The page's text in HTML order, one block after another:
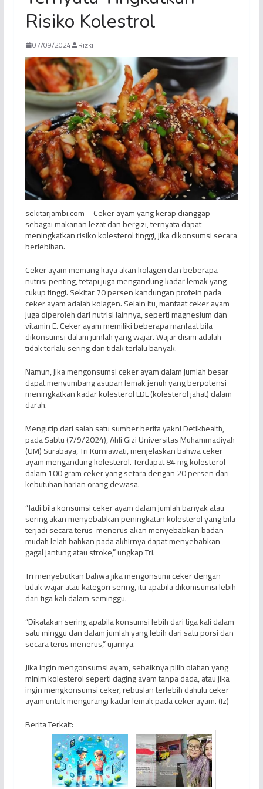
Risiko Kolestrol
07/09/2024 Rizki
sekitarjambi.com – Ceker ayam yang kerap dianggap
sebagai makanan lezat dan bergizi, ternyata dapat
meningkatkan risiko kolesterol tinggi, jika dikonsumsi secara
berlebihan.
Ceker ayam memang kaya akan kolagen dan beberapa
nutrisi penting, tetapi juga mengandung kadar lemak yang
cukup tinggi. Sekitar 70 persen kandungan protein pada
ceker ayam adalah kolagen. Selain itu, manfaat ceker ayam
juga diperoleh dari nutrisi lainnya, seperti magnesium dan
vitamin E. Ceker ayam memiliki beberapa manfaat bila
dikonsumsi dalam jumlah yang wajar. Wajar disini adalah
tidak terlalu sering dan tidak terlalu banyak.
Namun, jika mengonsumsi ceker ayam dalam jumlah besar
dapat menyumbang asupan lemak jenuh yang berpotensi
meningkatkan kadar kolesterol LDL (kolesterol jahat) dalam
darah.
Mengutip dari salah satu sumber berita yakni Detikhealth,
pada Sabtu (7/9/2024), Ahli Gizi Universitas Muhammadiyah
(UM) Surabaya, Tri Kurniawati, menjelaskan bahwa ceker
ayam mengandung kolesterol. Terdapat 84 mg kolesterol
dalam 100 gram ceker yang setara dengan 20 persen dari
kebutuhan harian orang dewasa.
“Jadi bila konsumsi ceker ayam dalam jumlah banyak atau
sering akan menyebabkan peningkatan kolesterol yang bila
terjadi secara terus-menerus akan menyebabkan badan
mudah lelah bahkan pada akhirnya dapat menyebabkan
gagal jantung atau stroke,” ungkap Tri.
Tri menyebutkan bahwa jika mengonsumi ceker dengan
tidak wajar atau kategori sering, itu apabila dikomsumsi lebih
dari tiga kali dalam seminggu.
“Dikatakan sering apabila konsumsi lebih dari tiga kali dalam
satu minggu dan dalam jumlah yang lebih dari satu porsi dan
secara terus menerus,” ujarnya.
Jika ingin mengonsumsi ayam, sebaiknya pilih olahan yang
minim kolesterol seperti daging ayam tanpa dada, atau jika
ingin mengkonsumsi ceker, rebuslan terlebih dahulu ceker
ayam untuk mengurangi kadar lemak pada ceker ayam. (Iz)
Berita Terkait: